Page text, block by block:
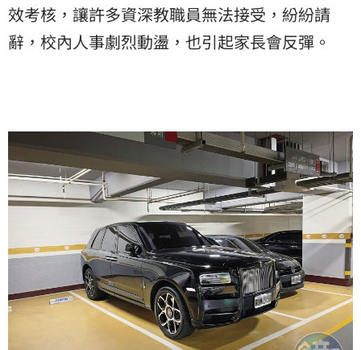
效考核，讓許多資深教職員無法接受，紛紛請
辭，校內人事劇烈動盪，也引起家長會反彈。